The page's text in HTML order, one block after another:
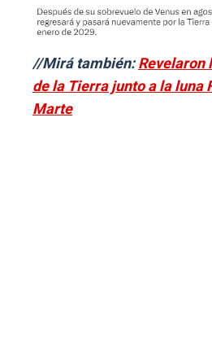
//Mirá también:Revelaron
de la Tierra junto a la luna
Marte